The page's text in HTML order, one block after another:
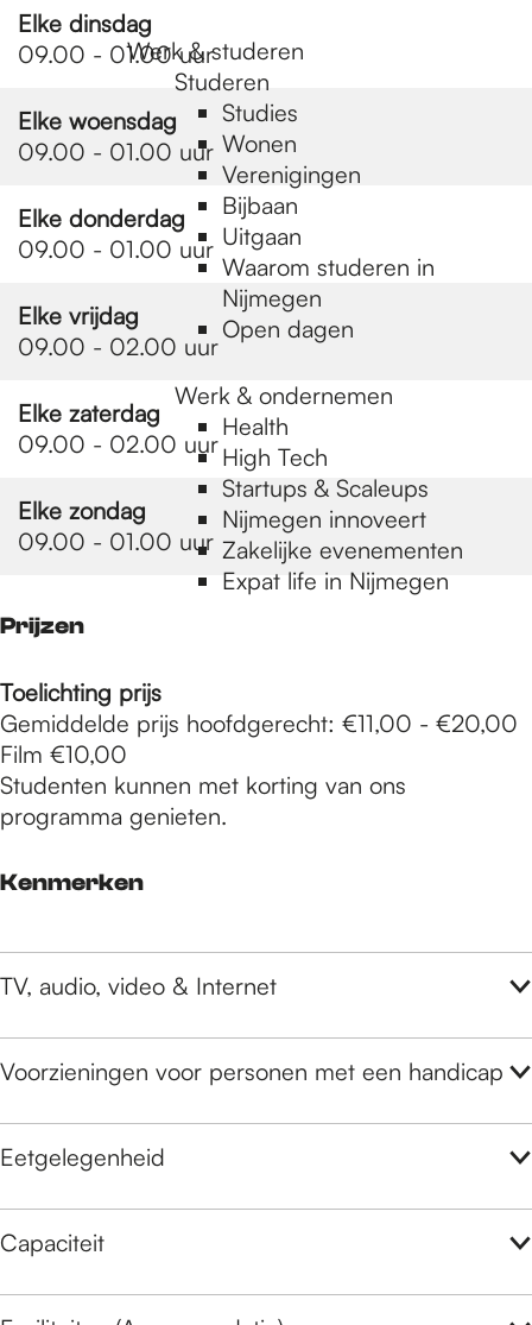
Werk & studeren
Studeren
Studies
Wonen
Verenigingen
Bijbaan
Uitgaan
Waarom studeren in
Nijmegen
Open dagen
Werk & ondernemen
Health
High Tech
Startups & Scaleups
Nijmegen innoveert
Zakelijke evenementen
Expat life in Nijmegen
Elke dinsdag
09.00 - 01.00 uur
Elke woensdag
09.00 - 01.00 uur
Elke donderdag
09.00 - 01.00 uur
Elke vrijdag
09.00 - 02.00 uur
Elke zaterdag
09.00 - 02.00 uur
Elke zondag
09.00 - 01.00 uur
Prijzen
Toelichting prijs
Gemiddelde prijs hoofdgerecht: €11,00 - €20,00
Film €10,00
Studenten kunnen met korting van ons
programma genieten.
Kenmerken
TV, audio, video & Internet
Voorzieningen voor personen met een handicap
Eetgelegenheid
Capaciteit